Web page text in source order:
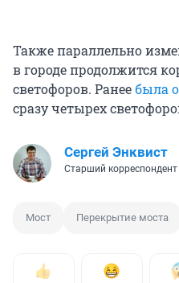
Также параллельно
в городе продолжится
светофоров. Ранеебыла
сразу четырех
Сергей Энквист
Старший корреспондент
Мост Перекрытие моста